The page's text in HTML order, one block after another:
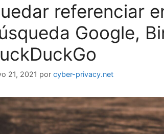
referenciar
Google,
21, 2021 por cyber-privacy.net